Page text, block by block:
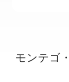
モンテゴ